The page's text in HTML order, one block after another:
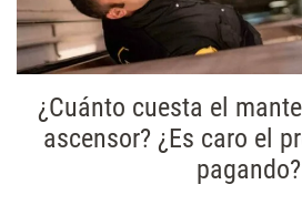
¿Cuánto cuesta el
ascensor? ¿Es caro el
pagando?